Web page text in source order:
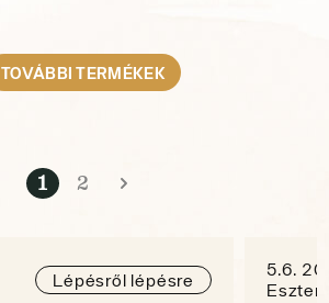
TOVÁBBI TERMÉKEK
1 2
Lépésről lépésre
5.6.
Eszter